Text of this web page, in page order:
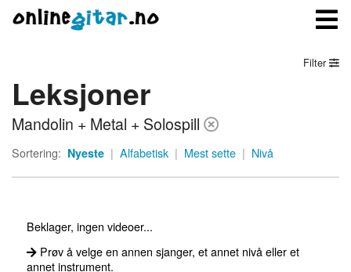
Meny
Logg inn
Filter
Leksjoner
Mandolin + Metal + Solospill
Sortering: Nyeste | Alfabetisk | Mest sette | Nivå
Beklager, ingen videoer...
Prøv å velge en annen sjanger, et annet nivå eller et
annet instrument.